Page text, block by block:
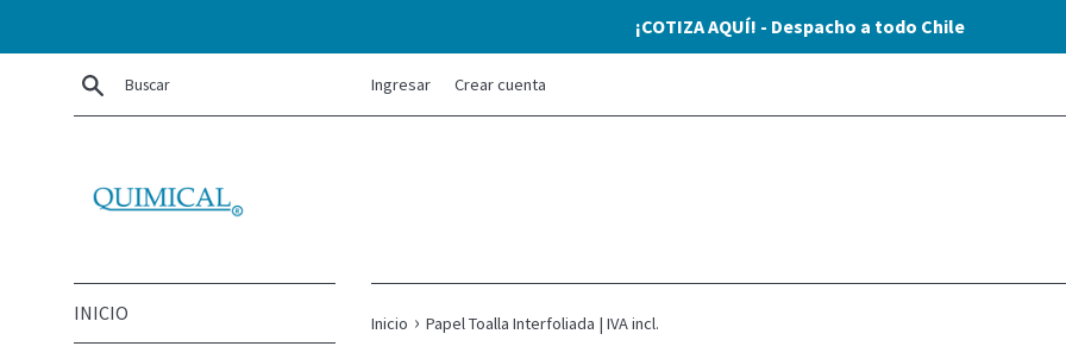
¡COTIZA AQUÍ! - Despacho a todo Chile
Buscar Ingresar Crear cuenta
INICIO Inicio › Papel Toalla Interfoliada | IVA incl.